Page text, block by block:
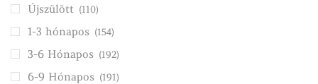
Újszülött (110)
1-3 hónapos (154)
3-6 Hónapos (192)
6-9 Hónapos (191)